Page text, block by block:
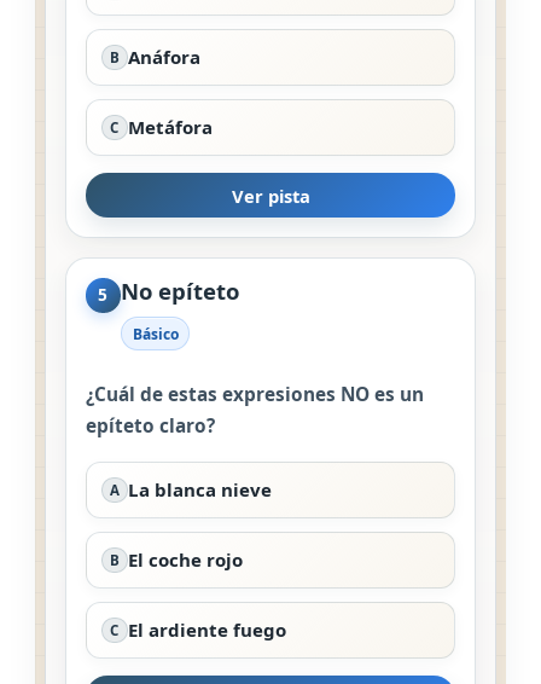
B Anáfora
C Metáfora
Ver pista
5 No epíteto
Básico
¿Cuál de estas expresiones NO es un
epíteto claro?
A La blanca nieve
B El coche rojo
C El ardiente fuego